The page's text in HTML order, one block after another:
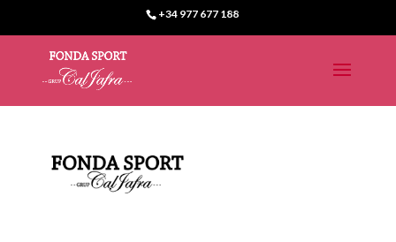
+34 977 677 188